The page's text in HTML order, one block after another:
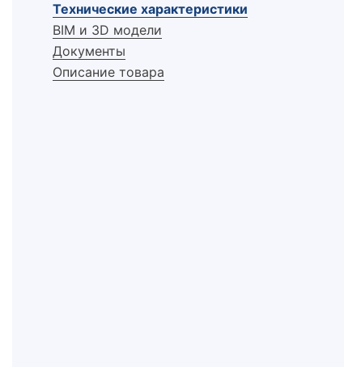
Технические характеристики
BIM и 3D модели
Документы
Описание товара